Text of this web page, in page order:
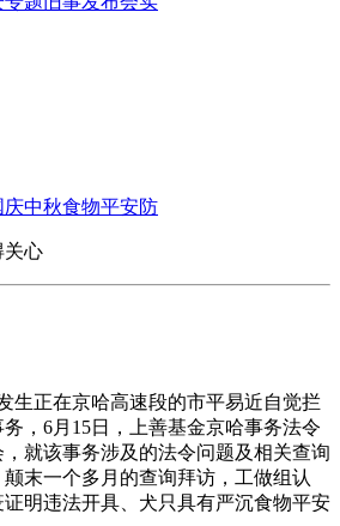
中秋食物平安防
关心
正在京哈高速段的市平易近自觉拦
，6月15日，上善基金京哈事务法令
就该事务涉及的法令问题及相关查询
末一个多月的查询拜访，工做组认
明违法开具、犬只具有严沉食物平安